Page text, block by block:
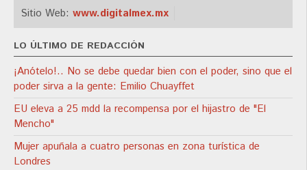
Sitio Web: www.digitalmex.mx
LO ÚLTIMO DE REDACCIÓN
¡Anótelo!.. No se debe quedar bien con el poder, sino que el
poder sirva a la gente: Emilio Chuayffet
EU eleva a 25 mdd la recompensa por el hijastro de "El
Mencho"
Mujer apuñala a cuatro personas en zona turística de
Londres